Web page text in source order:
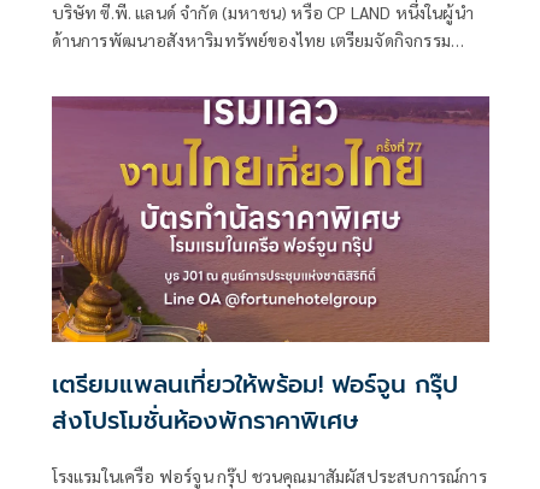
บริษัท ซี.พี. แลนด์ จำกัด (มหาชน) หรือ CP LAND หนึ่งในผู้นำ
ด้านการพัฒนาอสังหาริมทรัพย์ของไทย เตรียมจัดกิจกรรม
Khon Kaen (โซแอนด์ ขอนแก่น) คอนโดมิเนียมใจกลางขอนแก่น
ที่ออกแบบมาเพื่อคนรุ่นใหม่ที่มองหาพื้นที่ใช้ชีวิตในแบบของ
เตรียมแพลนเที่ยวให้พร้อม! ฟอร์จูน กรุ๊ป
ส่งโปรโมชั่นห้องพักราคาพิเศษ
โรงแรมในเครือ ฟอร์จูน กรุ๊ป ชวนคุณมาสัมผัสประสบการณ์การ